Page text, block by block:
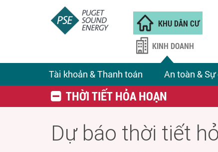
KHU DÂN CƯ
Tài khoản & Thanh toán An toàn & Sự
KINH DOANH
THỜI TIẾT HỎA HOẠN
Dự báo thời tiết